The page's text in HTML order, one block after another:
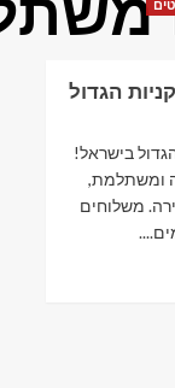
הגדול
בישראל!
ומשתלמת,
משלוחים